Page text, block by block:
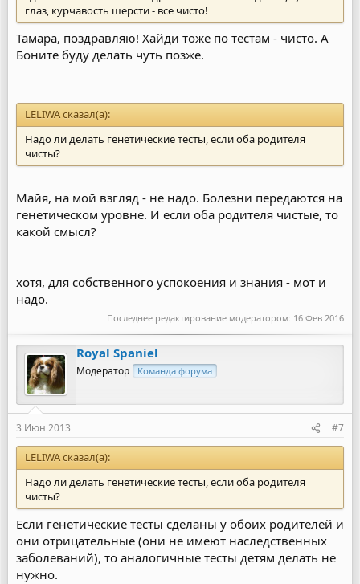
глаз, курчавость шерсти - все чисто!
Тамара, поздравляю! Хайди тоже по тестам - чисто. А
Боните буду делать чуть позже.
LELIWA сказал(а):
Надо ли делать генетические тесты, если оба родителя
чисты?
Майя, на мой взгляд - не надо. Болезни передаются на
генетическом уровне. И если оба родителя чистые, то
какой смысл?
хотя, для собственного успокоения и знания - мот и
надо.
Последнее редактирование модератором: 16 Фев 2016
Royal Spaniel
Модератор Команда форума
3 Июн 2013 #7
LELIWA сказал(а):
Надо ли делать генетические тесты, если оба родителя
чисты?
Если генетические тесты сделаны у обоих родителей и
они отрицательные (они не имеют наследственных
заболеваний), то аналогичные тесты детям делать не
нужно.